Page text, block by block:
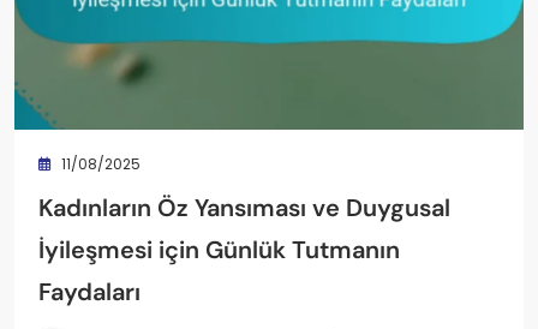
11/08/2025
Kadınların Öz Yansıması ve Duygusal
İyileşmesi için Günlük Tutmanın
Faydaları